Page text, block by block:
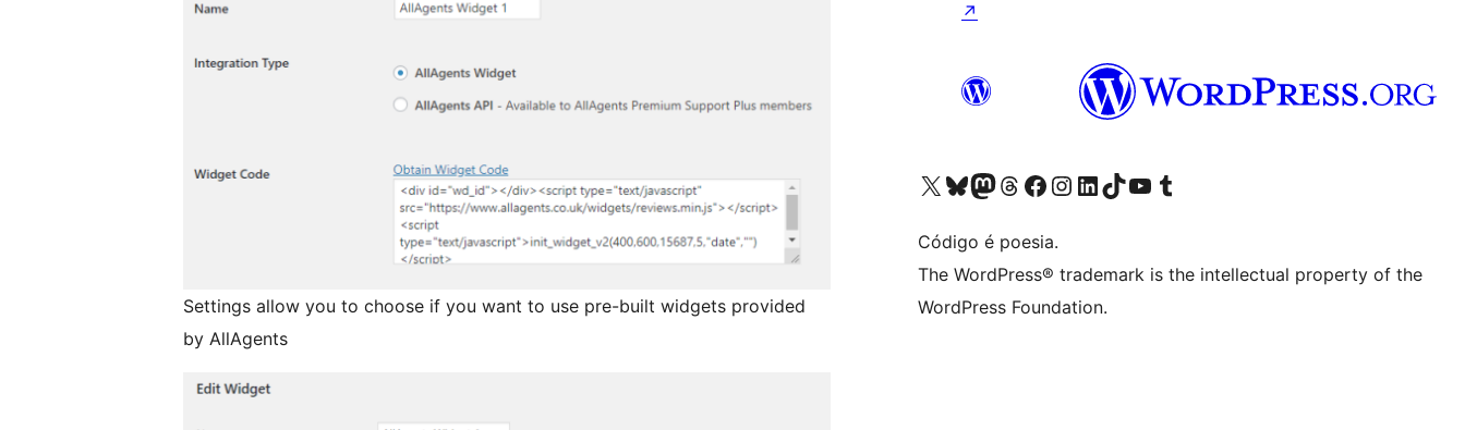
Settings allow you to choose if you want to use pre-built widgets provided
by AllAgents
↗
Visite a nossa conta X (antigo Twitter)
Visit our Bluesky account
Visit our Mastodon account
Visit our Threads account
Visite a nossa página do Facebook
Visite a nossa conta no Instagram
Visite a nossa conta no LinkedIn
Visit our TikTok account
Visit our YouTube channel
Visit our Tumblr account
Código é poesia.
The WordPress® trademark is the intellectual property of the
WordPress Foundation.